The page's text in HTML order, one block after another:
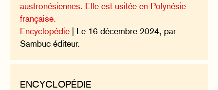
austronésiennes. Elle est usitée en Polynésie
française.
Encyclopédie | Le 16 décembre 2024, par
Sambuc éditeur.
ENCYCLOPÉDIE